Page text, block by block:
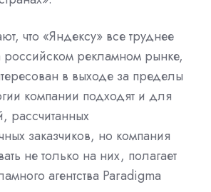
что «Яндексу» все труднее
российском рекламном рынке,
в выходе за пределы
компании подходят и для
рассчитанных
заказчиков, но компания
не только на них, полагает
агентства Paradigma